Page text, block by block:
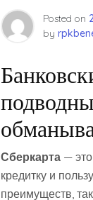
Posted on
by
Сберкарта —
кредитку и
преимуществ,